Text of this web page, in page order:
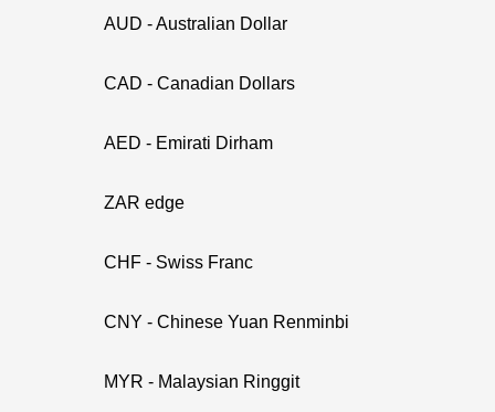
AUD - Australian Dollar
CAD - Canadian Dollars
AED - Emirati Dirham
ZAR edge
CHF - Swiss Franc
CNY - Chinese Yuan Renminbi
MYR - Malaysian Ringgit